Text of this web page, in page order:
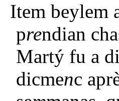
Item beylem
prendian
Martý fu a
dicmenc